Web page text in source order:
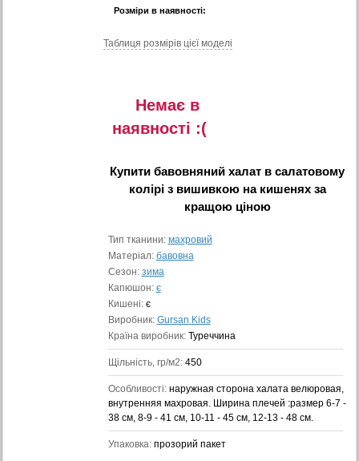
Розміри в наявності:
Таблиця розмiрiв цiєї моделi
Немає в
наявностi :(
Купитибавовняний халат в салатовому
колірі з вишивкою на кишеняхза
кращою ціною
Тип тканини: махровий
Матеріал: бавовна
Сезон: зима
Капюшон: є
Кишені: є
Виробник: Gursan Kids
Країна виробник: Туреччина
Щільність, гр/м2: 450
Особливості: наружная сторона халата велюровая,
внутренняя махровая. Ширина плечей :размер 6-7 -
38 см, 8-9 - 41 см, 10-11 - 45 см, 12-13 - 48 см.
Упаковка: прозорий пакет